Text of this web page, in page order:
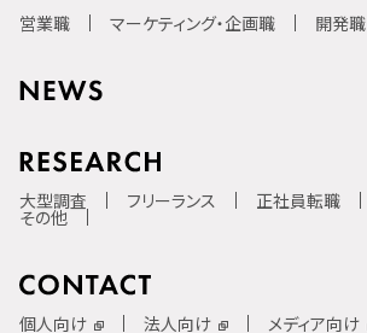
営業職 マーケティング・企画職 開発職
大型調査 フリーランス 正社員転職
その他
個人向け 法人向け メディア向け